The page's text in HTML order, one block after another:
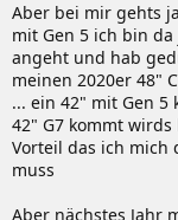
Aber bei mir gehts
mit Gen 5 ich bin
angeht und hab
meinen 2020er 48"
... ein 42" mit Gen
42" G7 kommt
Vorteil das ich mich
muss
Aber nächstes Jahr